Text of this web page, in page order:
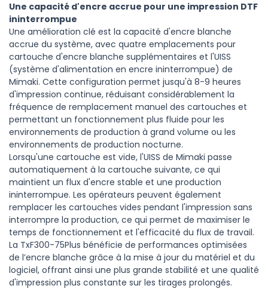
Une capacité d'encre accrue pour une impression DTF
ininterrompue
Une amélioration clé est la capacité d'encre blanche
accrue du système, avec quatre emplacements pour
cartouche d'encre blanche supplémentaires et l'UISS
(système d'alimentation en encre ininterrompue) de
Mimaki. Cette configuration permet jusqu'à 8-9 heures
d'impression continue, réduisant considérablement la
fréquence de remplacement manuel des cartouches et
permettant un fonctionnement plus fluide pour les
environnements de production à grand volume ou les
environnements de production nocturne.
Lorsqu'une cartouche est vide, l'UISS de Mimaki passe
automatiquement à la cartouche suivante, ce qui
maintient un flux d'encre stable et une production
ininterrompue. Les opérateurs peuvent également
remplacer les cartouches vides pendant l'impression sans
interrompre la production, ce qui permet de maximiser le
temps de fonctionnement et l'efficacité du flux de travail.
La TxF300-75Plus bénéficie de performances optimisées
de l’encre blanche grâce à la mise à jour du matériel et du
logiciel, offrant ainsi une plus grande stabilité et une qualité
d'impression plus constante sur les tirages prolongés.